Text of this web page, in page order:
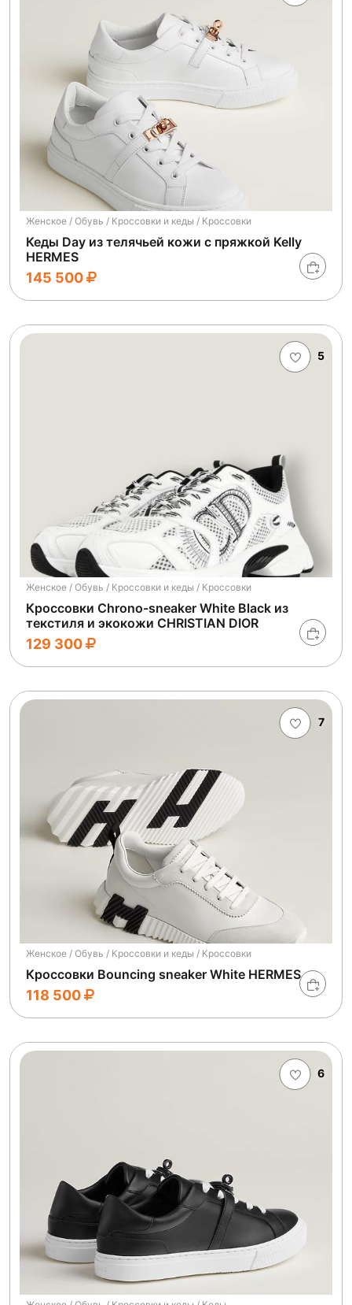
Женское / Обувь / Кроссовки и кеды / Кроссовки
Кеды Day из телячьей кожи с пряжкой Kelly
HERMES
145 500
5
Женское / Обувь / Кроссовки и кеды / Кроссовки
Кроссовки Chrono-sneaker White Black из
текстиля и экокожи CHRISTIAN DIOR
129 300
7
Женское / Обувь / Кроссовки и кеды / Кроссовки
Кроссовки Bouncing sneaker White HERMES
118 500
6